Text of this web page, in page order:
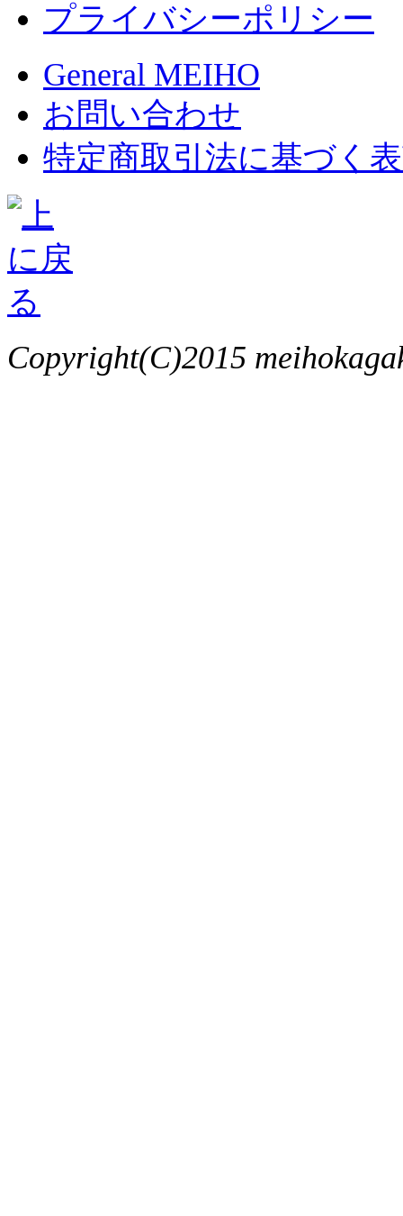
プライバシーポリシー
General MEIHO
お問い合わせ
特定商取引法に基づく
Copyright(C)2015